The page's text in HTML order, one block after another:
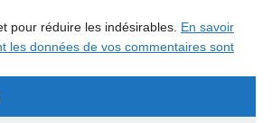
pour réduire les indésirables. En savoir
les données de vos commentaires sont